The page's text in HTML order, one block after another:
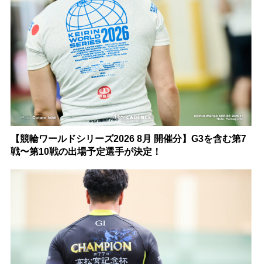
【競輪ワールドシリーズ2026 8月 開催分】G3を含む第7
戦〜第10戦の出場予定選手が決定！